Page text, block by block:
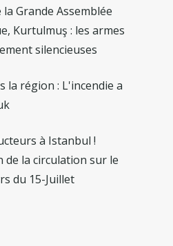
Grande Assemblée
Kurtulmuş : les armes
silencieuses
la région : L'incendie a
à Istanbul !
de la circulation sur le
du 15-Juillet